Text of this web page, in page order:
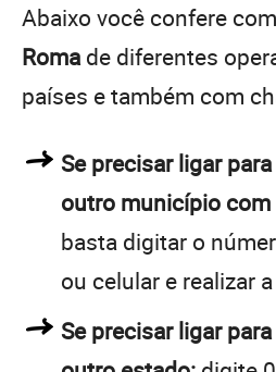
Abaixo você confere
Roma de diferentes
países e também com
Se precisar ligar
outro município com
basta digitar o
ou celular e realizar
Se precisar ligar